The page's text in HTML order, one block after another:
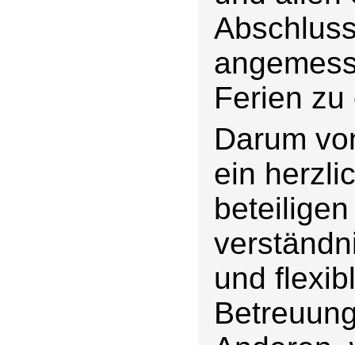
Ferien
Darum
ein
und